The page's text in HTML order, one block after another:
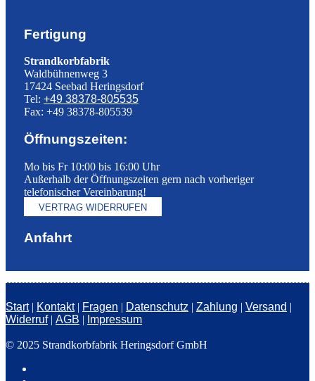
Fertigung
Strandkorbfabrik
Waldbühnenweg 3
17424 Seebad Heringsdorf
Tel: +49 38378-805535
Fax: +49 38378-805539
Öffnungszeiten:
Mo bis Fr 10:00 bis 16:00 Uhr
Außerhalb der Öffnungszeiten gern nach vorheriger
telefonischer Vereinbarung!
VERTRAG WIDERRUFEN
Anfahrt
Start| Kontakt| Fragen | Datenschutz | Zahlung | Versand |
Widerruf| AGB | Impressum
© 2025 Strandkorbfabrik Heringsdorf GmbH